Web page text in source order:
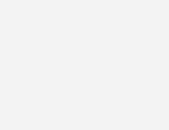
für erneuerbare Energien in
sind Experimente im
und im
TeamX Initiative, die sich den
Grenzschicht des Gebirges widmet.
durch numerische Simulationen.